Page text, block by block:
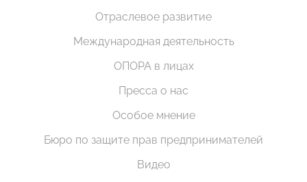
Отраслевое развитие
Международная деятельность
ОПОРА в лицах
Пресса о нас
Особое мнение
Бюро по защите прав предпринимателей
Видео